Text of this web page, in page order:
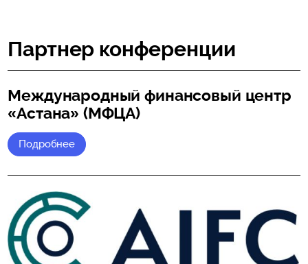
Партнер конференции
Международный финансовый центр
«Астана» (МФЦА)
Подробнее